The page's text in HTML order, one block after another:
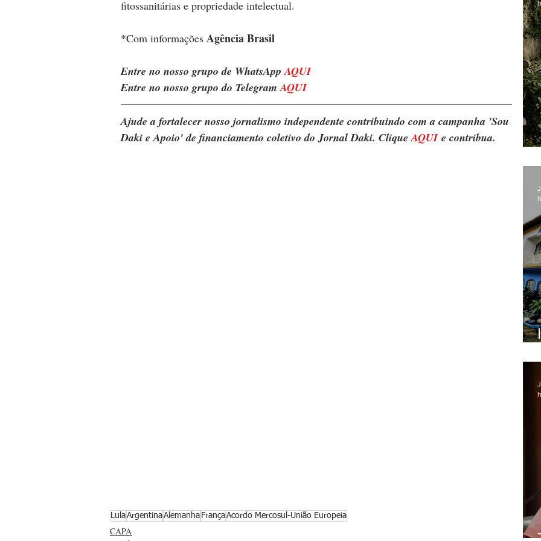
fitossanitárias e propriedade intelectual.
*Com informações Agência Brasil
Entre no nosso grupo de WhatsApp AQUI
Entre no nosso grupo do Telegram AQUI
Ajude a fortalecer nosso jornalismo independente contribuindo com a campanha 'Sou
Daki e Apoio' de financiamento coletivo do Jornal Daki. Clique AQUI e contribua.
LulaArgentinaAlemanha FrançaAcordo Mercosul-União Europeia
CAPA